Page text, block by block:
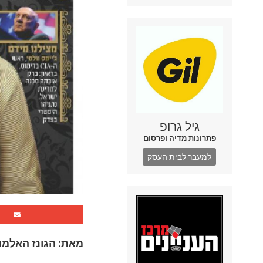
גיל גרופ
פתרונות מדיה ופרסום
למעבר לבית העסק
מאת: הגונז